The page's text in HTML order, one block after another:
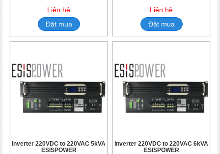
Liên hệ
Đặt mua
Liên hệ
Đặt mua
Inverter 220VDC to 220VAC 5kVA
ESISPOWER
Inverter 220VDC to 220VAC 6kVA
ESISPOWER